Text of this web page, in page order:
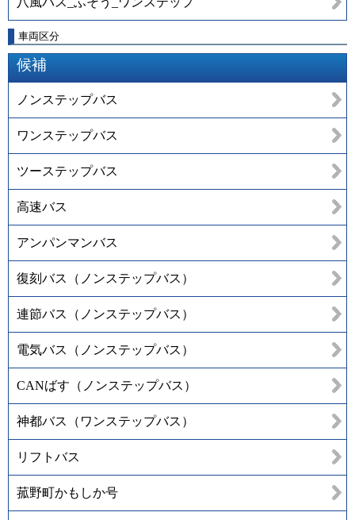
車両区分
候補
ノンステップバス
ワンステップバス
ツーステップバス
高速バス
アンパンマンバス
復刻バス（ノンステップバス）
連節バス（ノンステップバス）
電気バス（ノンステップバス）
CANばす（ノンステップバス）
神都バス（ワンステップバス）
リフトバス
菰野町かもしか号